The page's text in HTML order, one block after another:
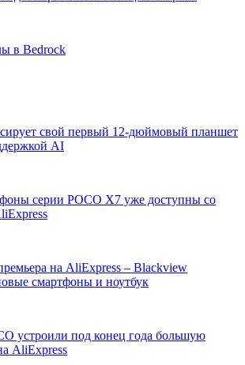
в Bedrock
свой первый 12-дюймовый планшет
AI
серии POCO X7 уже доступны со
на AliExpress – Blackview
смартфоны и ноутбук
устроили под конец года большую
AliExpress